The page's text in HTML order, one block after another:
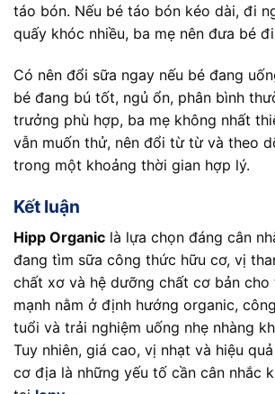
táo bón. Nếu bé táo bón kéo dài, đi
quấy khóc nhiều, ba mẹ nên đưa bé
Có nên đổi sữa ngay nếu bé đang
bé đang bú tốt, ngủ ổn, phân bình
trưởng phù hợp, ba mẹ không nhất
vẫn muốn thử, nên đổi từ từ và theo
trong một khoảng thời gian hợp lý.
Kết luận
Hipp Organic là lựa chọn đáng cân
đang tìm sữa công thức hữu cơ, vị
chất xơ và hệ dưỡng chất cơ bản cho
mạnh nằm ở định hướng organic,
tuổi và trải nghiệm uống nhẹ nhàng
Tuy nhiên, giá cao, vị nhạt và hiệu
cơ địa là những yếu tố cần cân nhắc